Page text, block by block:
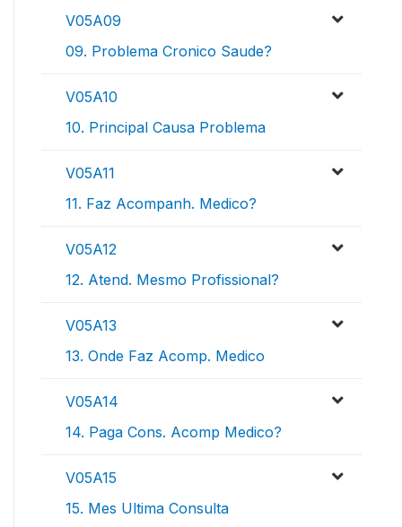
V05A09
09. Problema Cronico Saude?
V05A10
10. Principal Causa Problema
V05A11
11. Faz Acompanh. Medico?
V05A12
12. Atend. Mesmo Profissional?
V05A13
13. Onde Faz Acomp. Medico
V05A14
14. Paga Cons. Acomp Medico?
V05A15
15. Mes Ultima Consulta